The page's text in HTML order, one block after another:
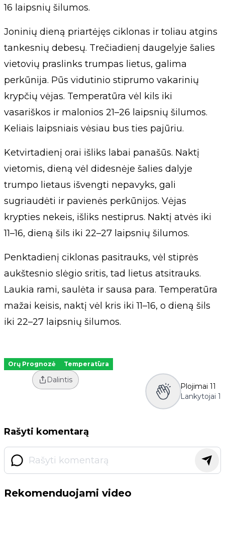
16 laipsnių šilumos.
Joninių dieną priartėjęs ciklonas ir toliau atgins
tankesnių debesų. Trečiadienį daugelyje šalies
vietovių praslinks trumpas lietus, galima
perkūnija. Pūs vidutinio stiprumo vakarinių
krypčių vėjas. Temperatūra vėl kils iki
vasariškos ir malonios 21–26 laipsnių šilumos.
Keliais laipsniais vėsiau bus ties pajūriu.
Ketvirtadienį orai išliks labai panašūs. Naktį
vietomis, dieną vėl didesnėje šalies dalyje
trumpo lietaus išvengti nepavyks, gali
sugriaudėti ir pavienės perkūnijos. Vėjas
krypties nekeis, išliks nestiprus. Naktį atvės iki
11–16, dieną šils iki 22–27 laipsnių šilumos.
Penktadienį ciklonas pasitrauks, vėl stiprės
aukštesnio slėgio sritis, tad lietus atsitrauks.
Laukia rami, saulėta ir sausa para. Temperatūra
mažai keisis, naktį vėl kris iki 11–16, o dieną šils
iki 22–27 laipsnių šilumos.
Orų Prognozė Temperatūra
Dalintis
Plojimai 11
Lankytojai 1
Rašyti komentarą
Rekomenduojami video